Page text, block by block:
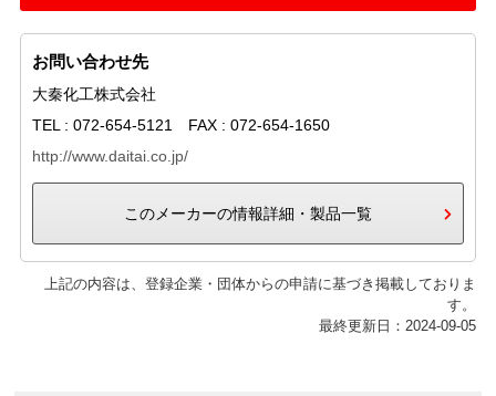
お問い合わせ先
大秦化工株式会社
TEL : 072-654-5121 FAX : 072-654-1650
http://www.daitai.co.jp/
このメーカーの情報詳細・製品一覧
上記の内容は、登録企業・団体からの申請に基づき掲載しておりま
す。
最終更新日：2024-09-05